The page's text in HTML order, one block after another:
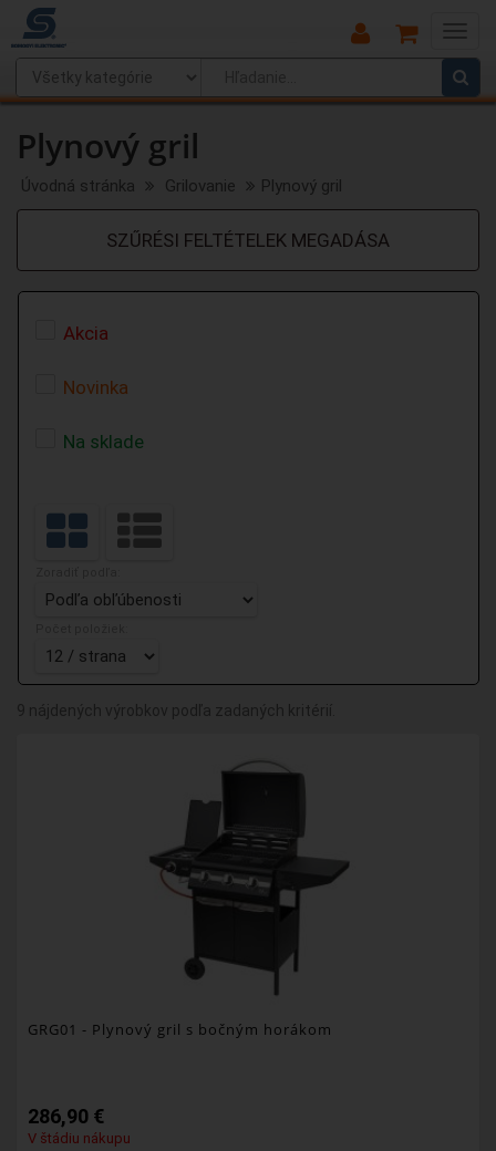
Main
Menu
Plynový gril
Úvodná stránka Grilovanie Plynový gril
SZŰRÉSI FELTÉTELEK MEGADÁSA
Akcia
Novinka
Na sklade
9 nájdených výrobkov podľa zadaných kritérií.
GRG01 - Plynový gril s bočným horákom
286,90 €
V štádiu nákupu